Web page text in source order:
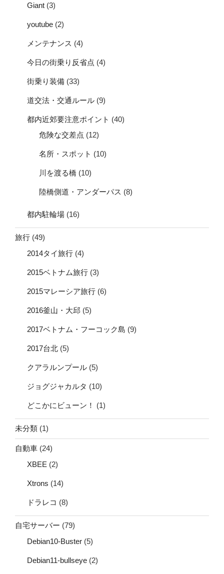
Giant (3)
youtube (2)
メンテナンス (4)
今日の街乗り反省点 (4)
街乗り装備 (33)
道交法・交通ルール (9)
都内近郊要注意ポイント (40)
危険な交差点 (12)
名所・スポット (10)
川を渡る橋 (10)
陸橋側道・アンダーパス (8)
都内駐輪場 (16)
旅行 (49)
2014タイ旅行 (4)
2015ベトナム旅行 (3)
2015マレーシア旅行 (6)
2016釜山・大邱 (5)
2017ベトナム・フーコック島 (9)
2017台北 (5)
クアラルンプール (5)
ジョグジャカルタ (10)
どこかにビューン！ (1)
未分類 (1)
自動車 (24)
XBEE (2)
Xtrons (14)
ドラレコ (8)
自宅サーバー (79)
Debian10-Buster (5)
Debian11-bullseye (2)